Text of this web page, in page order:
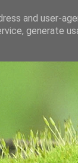
and user-
generate